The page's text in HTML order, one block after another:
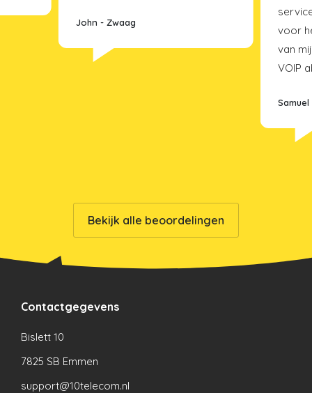
John - Zwaag
voor
van
VOIP
Samuel
Bekijk alle beoordelingen
Contactgegevens
Bislett 10
7825 SB Emmen
support@10telecom.nl